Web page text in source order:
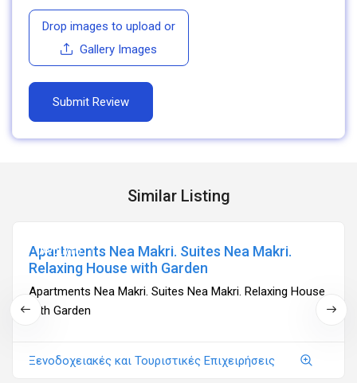
Drop images to upload or
Gallery Images
Similar Listing
Ανοιχτά
Apartments Nea Makri. Suites Nea Makri.
Relaxing House with Garden
Apartments Nea Makri. Suites Nea Makri. Relaxing House
with Garden
Ξενοδοχειακές και Τουριστικές Επιχειρήσεις